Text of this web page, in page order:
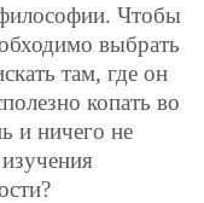
философии. Чтобы
выбрать
там, где он
копать во
и ничего не